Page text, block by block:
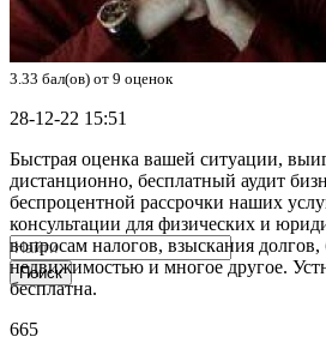
Поиск
3.33 бал(ов) от 9 оценок
28-12-22 15:51
Быстрая оценка вашей ситуации,
дистанционно, бесплатный аудит
беспроцентной рассрочки наших
консультации для физических и
вопросам налогов, взыскания долгов,
недвижимостью и многое другое.
бесплатна.
665